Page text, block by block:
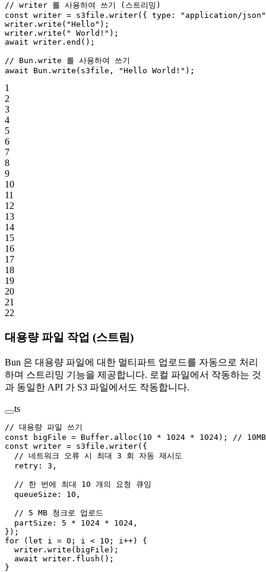
// writer 를 사용하여 쓰기 (스트리밍)
const writer = s3file. writer({ type:
"application/json"
writer. write ( "Hello" );
writer. write ( " World!" );
await writer. end ();
// Bun.write 를 사용하여 쓰기
await Bun. write (s3file, "Hello World!" );
1
2
3
4
5
6
7
8
9
10
11
12
13
14
15
16
17
18
19
20
21
22
대용량 파일 작업 (스트림)
Bun 은 대용량 파일에 대한 멀티파트 업로드를 자동으로 처리
하며 스트리밍 기능을 제공합니다. 로컬 파일에서 작동하는 것
과 동일한 API 가 S3 파일에서도 작동합니다.
ts
// 대용량 파일 쓰기
const bigFile = Buffer. alloc ( 10 * 1024 * 1024);
// 10MB
const writer = s3file. writer({
  // 네트워크 오류 시 최대 3 회 자동 재시도
  retry:
3 ,
  // 한 번에 최대 10 개의 요청 큐잉
  queueSize:
10 ,
  // 5 MB 청크로 업로드
  partSize:
5 * 1024 * 1024 ,
});
for ( let i = 0 ; i < 10 ; i ++) {
  writer.
write (bigFile);
  await
writer. flush ();
}